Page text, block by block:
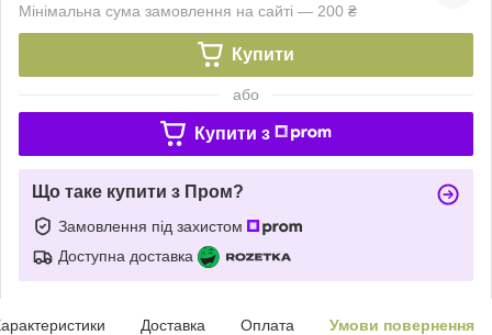
Мінімальна сума замовлення на сайті — 200 ₴
Купити
або
Купити з
Що таке купити з Пром?
Замовлення під захистом
Доступна доставка
Доставка Оплата Умови повернення